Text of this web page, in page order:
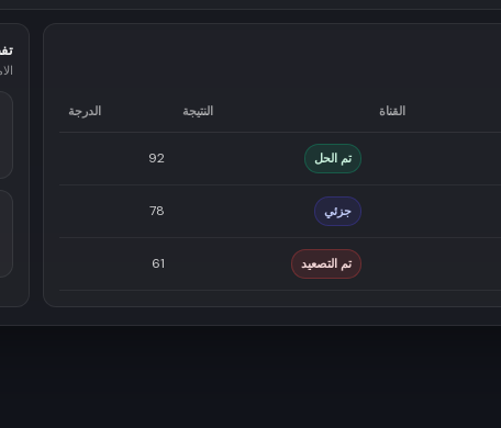
القناة النتيجة الدرجة
تم الحل 92
جزئي 78
تم التصعيد 61